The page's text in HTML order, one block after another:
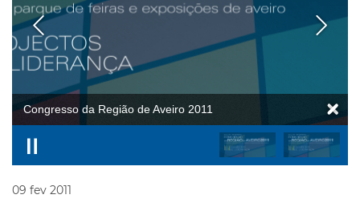
congressoRAveiro2011
09 fev 2011